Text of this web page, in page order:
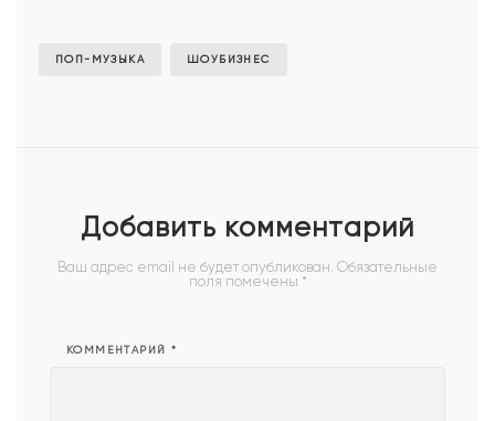
ПОП-МУЗЫКА ШОУБИЗНЕС
Добавить комментарий
Ваш адрес email не будет опубликован. Обязательные
поля помечены *
КОММЕНТАРИЙ *